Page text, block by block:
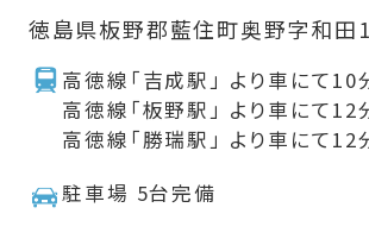
徳島県板野郡藍住町奥野字和田
高徳線「吉成駅」 より車にて10
高徳線「板野駅」 より車にて12
高徳線「勝瑞駅」 より車にて12
駐車場 5台完備